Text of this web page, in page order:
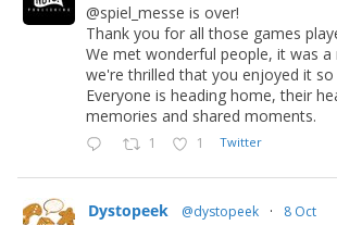
@spiel_messe is over!
Thank you for all those games
We met wonderful people, it was a
we're thrilled that you enjoyed it so
Everyone is heading home, their
memories and shared moments.
1 1 Twitter
Dystopeek @dystopeek · 8 Oct